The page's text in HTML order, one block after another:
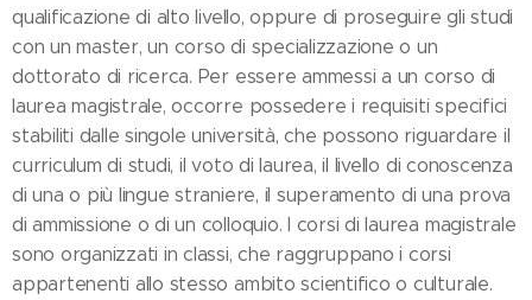
qualificazione di alto livello, oppure di proseguire gli studi
con un master, un corso di specializzazione o un
dottorato di ricerca. Per essere ammessi a un corso di
laurea magistrale, occorre possedere i requisiti specifici
stabiliti dalle singole università, che possono riguardare il
curriculum di studi, il voto di laurea, il livello di conoscenza
di una o più lingue straniere, il superamento di una prova
di ammissione o di un colloquio. I corsi di laurea magistrale
sono organizzati in classi, che raggruppano i corsi
appartenenti allo stesso ambito scientifico o culturale.